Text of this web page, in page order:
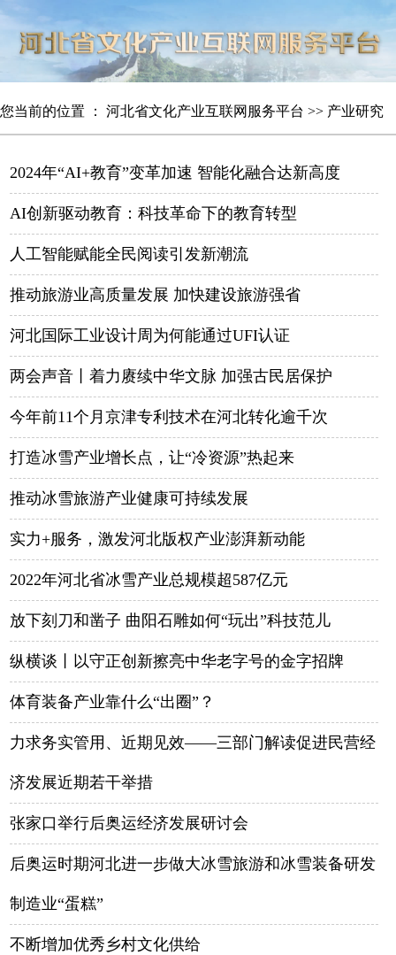
您当前的位置 ： 河北省文化产业互联网服务平台 >> 产业研究
2024年“AI+教育”变革加速 智能化融合达新高度
AI创新驱动教育：科技革命下的教育转型
人工智能赋能全民阅读引发新潮流
推动旅游业高质量发展 加快建设旅游强省
河北国际工业设计周为何能通过UFI认证
两会声音丨着力赓续中华文脉 加强古民居保护
今年前11个月京津专利技术在河北转化逾千次
打造冰雪产业增长点，让“冷资源”热起来
推动冰雪旅游产业健康可持续发展
实力+服务，激发河北版权产业澎湃新动能
2022年河北省冰雪产业总规模超587亿元
放下刻刀和凿子 曲阳石雕如何“玩出”科技范儿
纵横谈丨以守正创新擦亮中华老字号的金字招牌
体育装备产业靠什么“出圈”？
力求务实管用、近期见效——三部门解读促进民营经
济发展近期若干举措
张家口举行后奥运经济发展研讨会
后奥运时期河北进一步做大冰雪旅游和冰雪装备研发
制造业“蛋糕”
不断增加优秀乡村文化供给